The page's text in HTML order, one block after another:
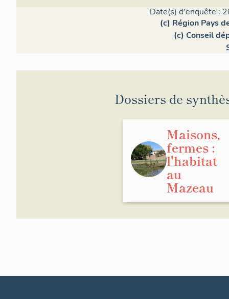
Date(s) d'enquête :
(c) Région Pays
(c) Conseil
Dossiers de
Maisons,
fermes :
l'habitat
au
Mazeau